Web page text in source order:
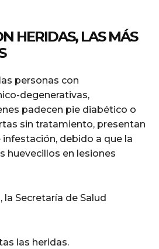
HERIDAS, LAS MÁS
personas con
degenerativas,
padecen pie diabético o
sin tratamiento, presentan
debido a que la
huevecillos en lesiones
Secretaría de Salud
las heridas.